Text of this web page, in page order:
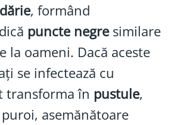
, formând
puncte negresimilare
la oameni. Dacă aceste
se infectează cu
transforma în pustule,
asemănătoare